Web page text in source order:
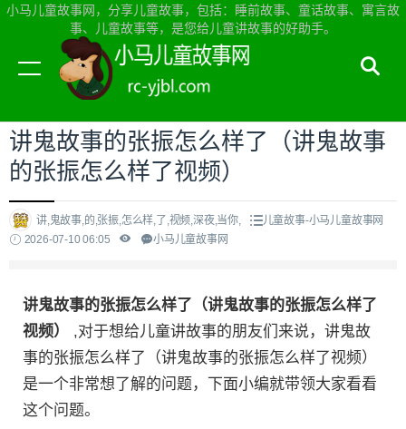
小马儿童故事网，分享儿童故事，包括：睡前故事、童话故事、寓言故
事、儿童故事等，是您给儿童讲故事的好助手。
当前位置：小马儿童故事网首页>儿童故事
讲鬼故事的张振怎么样了（讲鬼故事
的张振怎么样了视频）
讲,鬼故事,的,张振,怎么样,了,视频,深夜,当你,
儿童故事-小马儿童故事网
2026-07-10 06:05
小马儿童故事网
讲鬼故事的张振怎么样了（讲鬼故事的张振怎么样了
视频） ,对于想给儿童讲故事的朋友们来说，讲鬼故
事的张振怎么样了（讲鬼故事的张振怎么样了视频）
是一个非常想了解的问题，下面小编就带领大家看看
这个问题。